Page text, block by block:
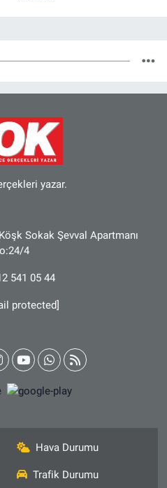
yazar.
Sokak Şevval Apartmanı
4
541 05 44
protected]
Hava Durumu
Trafik Durumu